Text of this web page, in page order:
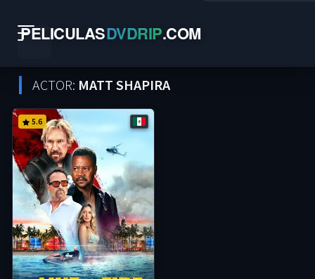
PELICULASDVDRIP.COM
ACTOR: MATT SHAPIRA
5.6